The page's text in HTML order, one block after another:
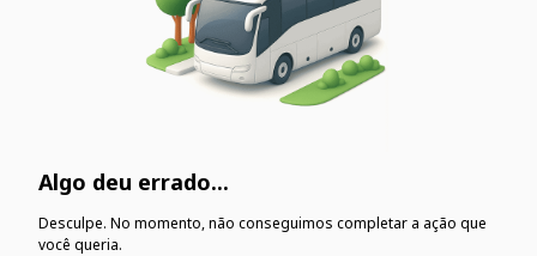
Algo deu errado...
Desculpe. No momento, não conseguimos completar a ação que
você queria.